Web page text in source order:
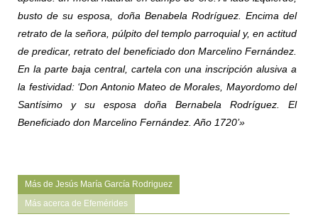
busto de su esposa, doña Benabela Rodríguez. Encima del
retrato de la señora, púlpito del templo parroquial y, en actitud
de predicar, retrato del beneficiado don Marcelino Fernández.
En la parte baja central, cartela con una inscripción alusiva a
la festividad: ‘Don Antonio Mateo de Morales, Mayordomo del
Santísimo y su esposa doña Bernabela Rodríguez. El
Beneficiado don Marcelino Fernández. Año 1720’»
Más de Jesús María García Rodriguez
Más acerca de Efemérides